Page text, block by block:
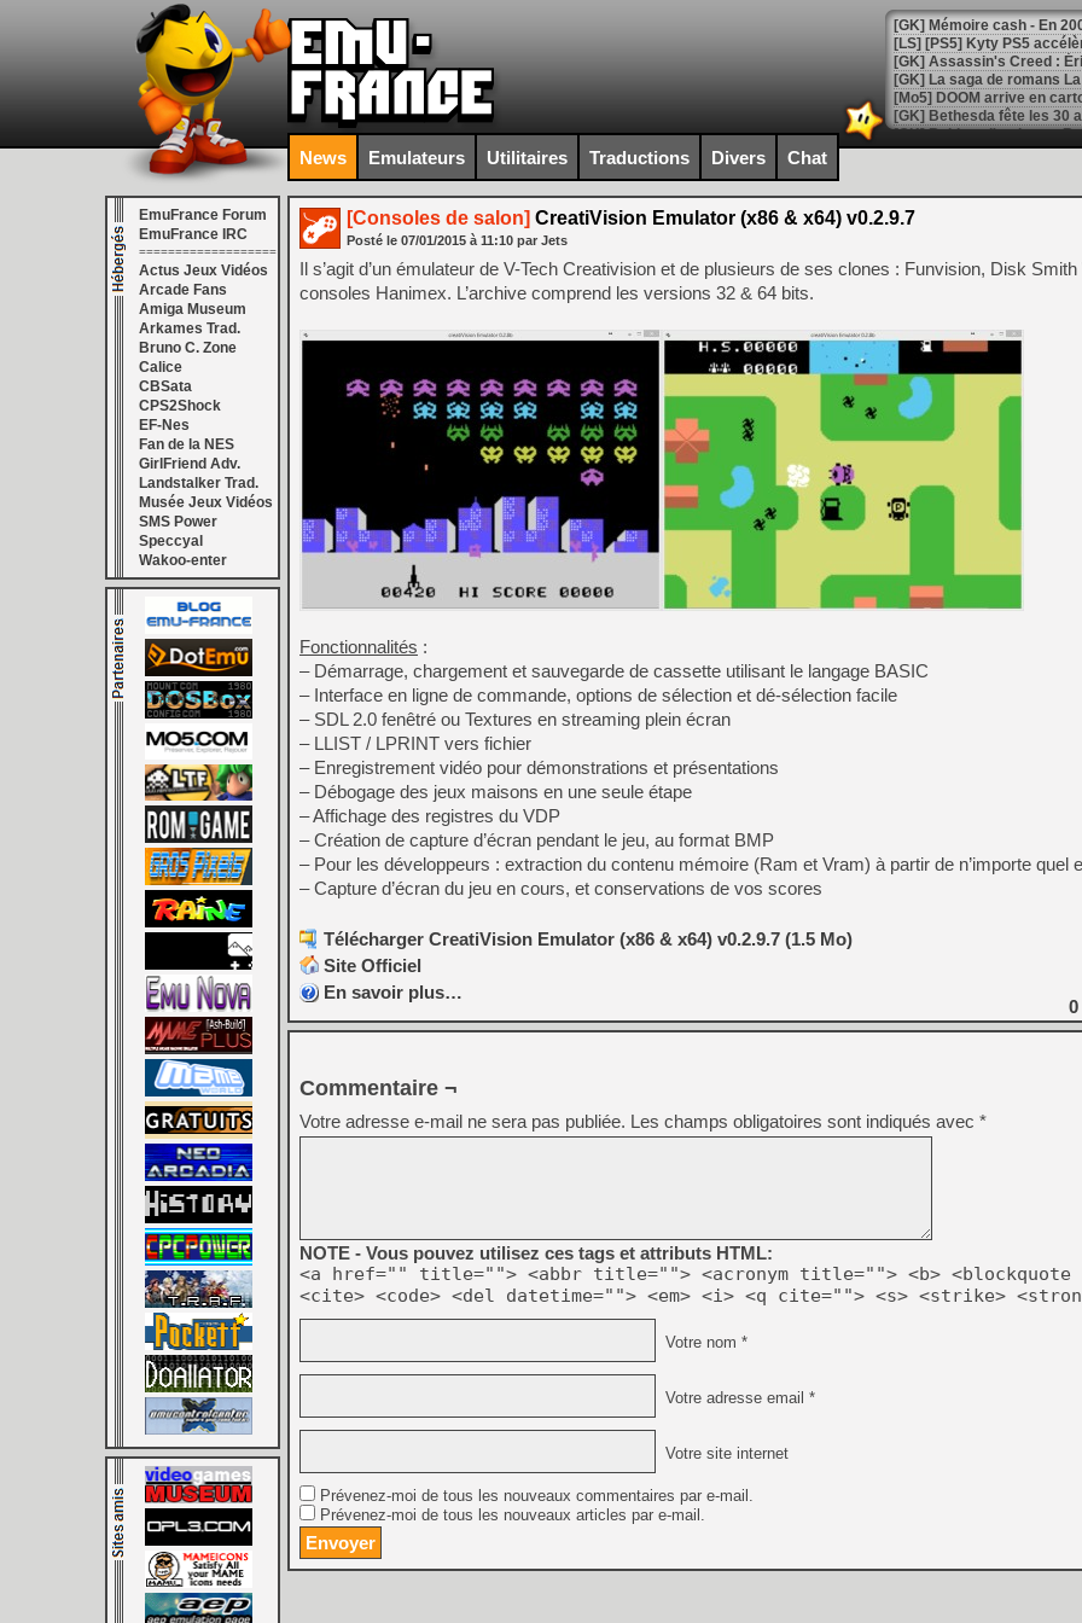
[Mo5] DOOM arrive en
[GK] Bethesda fête les 30
[GK] Roblox : l'action en
[GK] Agenda - GeForce
[GK] Devolver Digital en a
[LS] [PS5] ps5-y2jb-
[GK] Pourquoi Marvel
[GK] Test : Restory : Chill
[GK] GTA 6 : Rockstar
[GK] Hot Wheels Infinite
[GK] Mémoire cash -
[GK] Résultats Nintendo :
[GK] Déjà des
[Mo5] Brickboy cherche à
[GK] Minecraft et ses «
[GK] Beast of
[GK] Ubisoft : fin de partie
[GK] Mémoire cash -
[GK] Dan Houser (GTA)
[GK] Comment EA Sports
[GK] Crimson Moon : un
[GK] Isle of Reveries : le
[GK] Moonlighter 2 : The
[GK] Capcom relance
[Mo5] Deux inédits du
[GK] Le beat'em up The
[GK] Endless Legend 2 :
[LS] [PS5] Premiers
News Emulateurs Utilitaires Traductions Divers Chat
EmuFrance Forum
EmuFrance IRC
===================
Actus Jeux Vidéos
Arcade Fans
Amiga Museum
Arkames Trad.
Bruno C. Zone
Calice
CBSata
CPS2Shock
EF-Nes
Fan de la NES
GirlFriend Adv.
Landstalker Trad.
Musée Jeux Vidéos
SMS Power
Speccyal
Wakoo-enter
[Consoles de salon] CreatiVision Emulator (x86 & x64) v0.2.9.7
Posté le 07/01/2015 à 11:10 par Jets
Il s’agit d’un émulateur de V-Tech Creativision et de plusieurs de ses clones : Funvision, Disk
consoles Hanimex. L’archive comprend les versions 32 & 64 bits.
Fonctionnalités :
– Démarrage, chargement et sauvegarde de cassette utilisant le langage BASIC
– Interface en ligne de commande, options de sélection et dé-sélection facile
– SDL 2.0 fenêtré ou Textures en streaming plein écran
– LLIST / LPRINT vers fichier
– Enregistrement vidéo pour démonstrations et présentations
– Débogage des jeux maisons en une seule étape
– Affichage des registres du VDP
– Création de capture d’écran pendant le jeu, au format BMP
– Pour les développeurs : extraction du contenu mémoire (Ram et Vram) à partir de n’importe quel
– Capture d’écran du jeu en cours, et conservations de vos scores
Télécharger CreatiVision Emulator (x86 & x64) v0.2.9.7 (1.5 Mo)
Site Officiel
En savoir plus…
0
Commentaire ¬
Votre adresse e-mail ne sera pas publiée. Les champs obligatoires sont indiqués avec *
NOTE - Vous pouvez utilisez ces tags et attributs HTML:
<a href="" title=""> <abbr title=""> <acronym title=""> <b> <blockquote
<cite> <code> <del datetime=""> <em> <i> <q cite=""> <s> <strike>
Votre nom *
Votre adresse email *
Votre site internet
Prévenez-moi de tous les nouveaux commentaires par e-mail.
Prévenez-moi de tous les nouveaux articles par e-mail.